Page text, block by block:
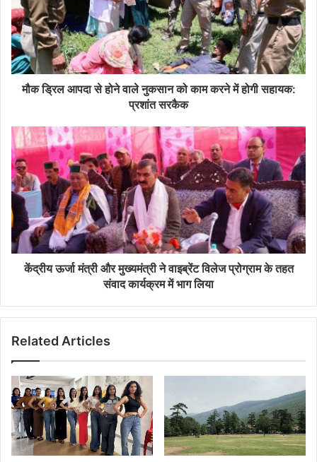
मौक ड्रिल आपदा से होने वाले नुकसान को काम करने में होगी सहायक:
प्रशांत सरकैक
केंद्रीय ऊर्जा मंत्री और मुख्यमंत्री ने वाइब्रेंट विलेज प्रोग्राम के तहत
संवाद कार्यक्रम में भाग लिया
Related Articles